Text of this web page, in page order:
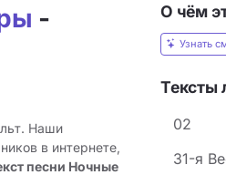
-
Наши
в интернете,
песни Ночные
О чём
Узнать
Тексты
02
31-я